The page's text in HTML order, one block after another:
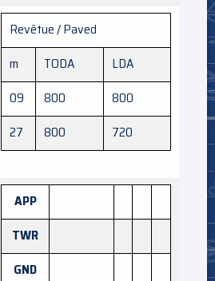
Revêtue / Paved
m
TODA
LDA
09
800
800
27
800 720
APP
TWR
GND